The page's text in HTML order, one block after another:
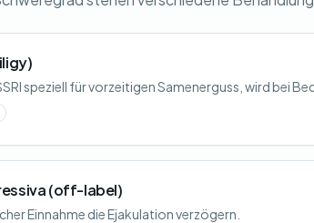
speziell für vorzeitigen Samenerguss, wird bei
(off-label)
Einnahme die Ejakulation verzögern.